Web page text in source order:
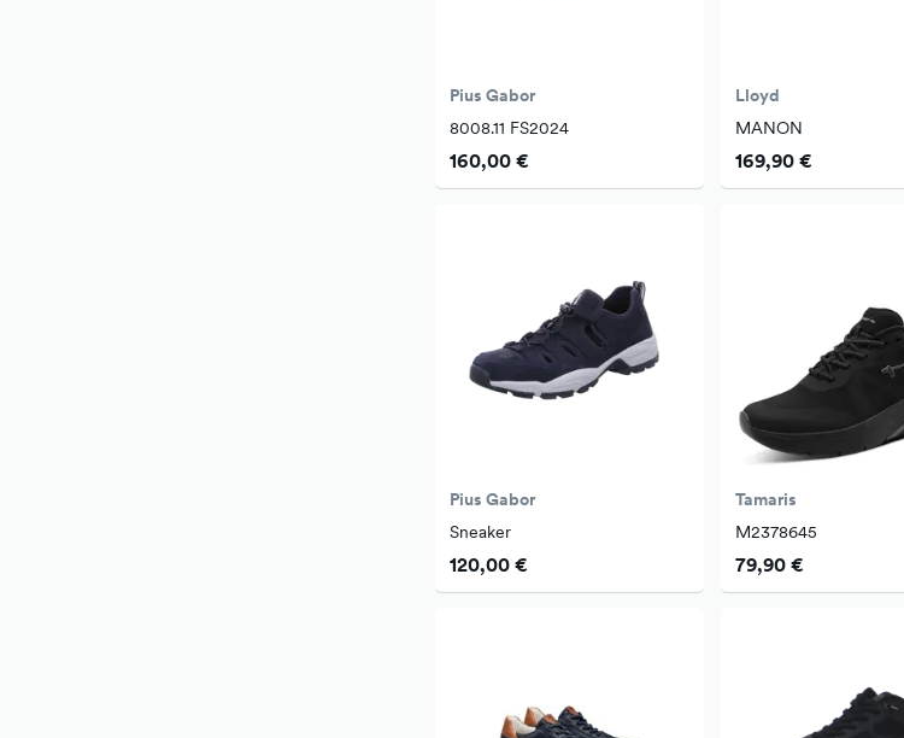
Pius Gabor
8008.11 FS2024
160,00 €
Lloyd
MANON
169,90 €
Pius Gabor
Sneaker
120,00 €
Tamaris
M2378645
79,90 €